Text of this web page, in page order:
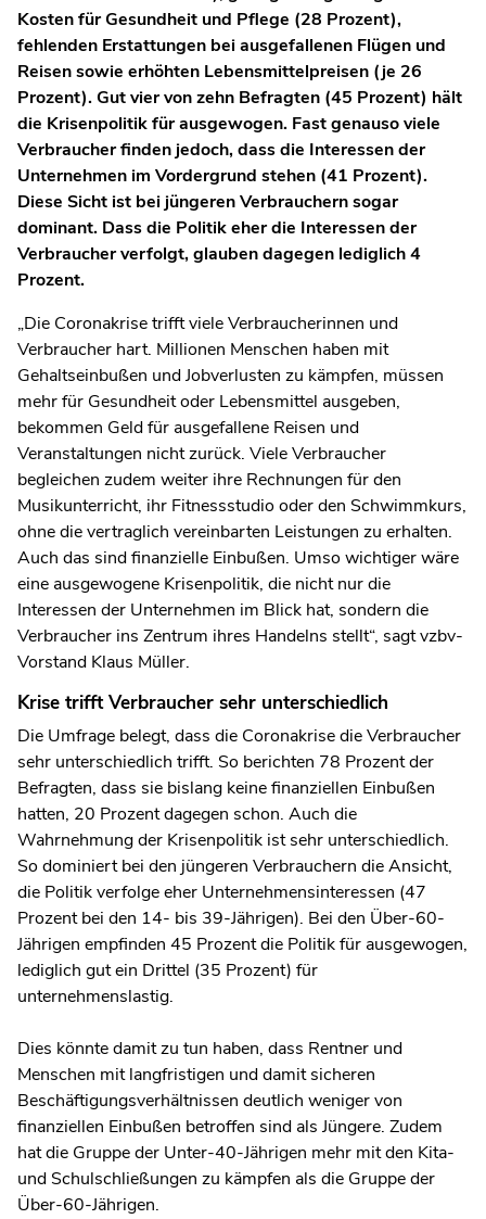
Kosten für Gesundheit und Pflege (28 Prozent),
fehlenden Erstattungen bei ausgefallenen Flügen und
Reisen sowie erhöhten Lebensmittelpreisen (je 26
Prozent). Gut vier von zehn Befragten (45 Prozent) hält
die Krisenpolitik für ausgewogen. Fast genauso viele
Verbraucher finden jedoch, dass die Interessen der
Unternehmen im Vordergrund stehen (41 Prozent).
Diese Sicht ist bei jüngeren Verbrauchern sogar
dominant. Dass die Politik eher die Interessen der
Verbraucher verfolgt, glauben dagegen lediglich 4
Prozent.
„Die Coronakrise trifft viele Verbraucherinnen und
Verbraucher hart. Millionen Menschen haben mit
Gehaltseinbußen und Jobverlusten zu kämpfen, müssen
mehr für Gesundheit oder Lebensmittel ausgeben,
bekommen Geld für ausgefallene Reisen und
Veranstaltungen nicht zurück. Viele Verbraucher
begleichen zudem weiter ihre Rechnungen für den
Musikunterricht, ihr Fitnessstudio oder den Schwimmkurs,
ohne die vertraglich vereinbarten Leistungen zu erhalten.
Auch das sind finanzielle Einbußen. Umso wichtiger wäre
eine ausgewogene Krisenpolitik, die nicht nur die
Interessen der Unternehmen im Blick hat, sondern die
Verbraucher ins Zentrum ihres Handelns stellt“, sagt vzbv-
Vorstand Klaus Müller.
Krise trifft Verbraucher sehr unterschiedlich
Die Umfrage belegt, dass die Coronakrise die Verbraucher
sehr unterschiedlich trifft. So berichten 78 Prozent der
Befragten, dass sie bislang keine finanziellen Einbußen
hatten, 20 Prozent dagegen schon. Auch die
Wahrnehmung der Krisenpolitik ist sehr unterschiedlich.
So dominiert bei den jüngeren Verbrauchern die Ansicht,
die Politik verfolge eher Unternehmensinteressen (47
Prozent bei den 14- bis 39-Jährigen). Bei den Über-60-
Jährigen empfinden 45 Prozent die Politik für ausgewogen,
lediglich gut ein Drittel (35 Prozent) für
unternehmenslastig.
Dies könnte damit zu tun haben, dass Rentner und
Menschen mit langfristigen und damit sicheren
Beschäftigungsverhältnissen deutlich weniger von
finanziellen Einbußen betroffen sind als Jüngere. Zudem
hat die Gruppe der Unter-40-Jährigen mehr mit den Kita-
und Schulschließungen zu kämpfen als die Gruppe der
Über-60-Jährigen.